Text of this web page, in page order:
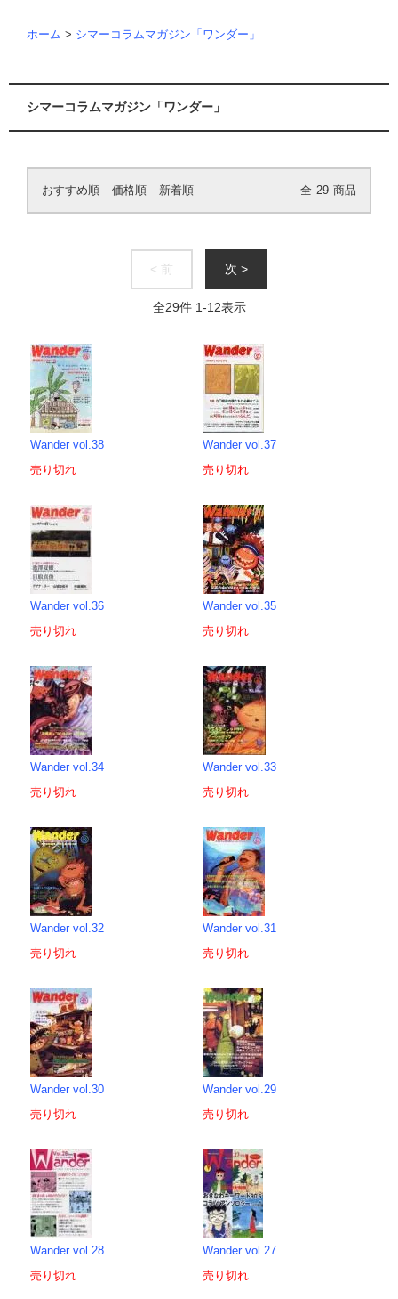
ホーム > シマーコラムマガジン「ワンダー」
シマーコラムマガジン「ワンダー」
おすすめ順 価格順 新着順 全 29 商品
< 前 次 >
全29件 1-12表示
Wander vol.38
売り切れ
Wander vol.37
売り切れ
Wander vol.36
売り切れ
Wander vol.35
売り切れ
Wander vol.34
売り切れ
Wander vol.33
売り切れ
Wander vol.32
売り切れ
Wander vol.31
売り切れ
Wander vol.30
売り切れ
Wander vol.29
売り切れ
Wander vol.28
売り切れ
Wander vol.27
売り切れ